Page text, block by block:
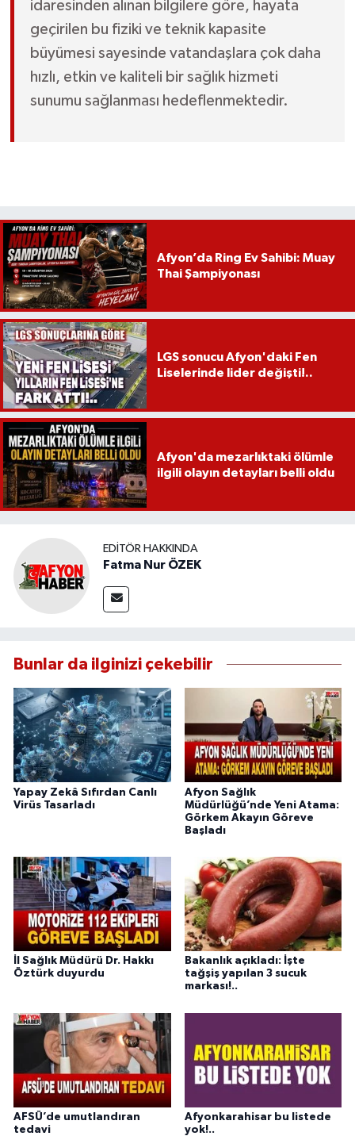
idaresinden alınan bilgilere göre, hayata
geçirilen bu fiziki ve teknik kapasite
büyümesi sayesinde vatandaşlara çok daha
hızlı, etkin ve kaliteli bir sağlık hizmeti
sunumu sağlanması hedeflenmektedir.
Afyon’da Ring Ev Sahibi: Muay
Thai Şampiyonası
LGS sonucu Afyon'daki Fen
Liselerinde lider değişti!..
Afyon'da mezarlıktaki ölümle
ilgili olayın detayları belli oldu
EDITÖR HAKKINDA
Fatma Nur ÖZEK
Bunlar da ilginizi çekebilir
Yapay Zekâ Sıfırdan Canlı
Virüs Tasarladı
Afyon Sağlık
Müdürlüğü’nde Yeni Atama:
Görkem Akayın Göreve
Başladı
İl Sağlık Müdürü Dr. Hakkı
Öztürk duyurdu
Bakanlık açıkladı: İşte
tağşiş yapılan 3 sucuk
markası!..
AFSÜ’de umutlandıran
tedavi
Afyonkarahisar bu listede
yok!..